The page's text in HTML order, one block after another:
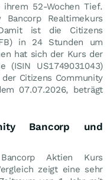
52-Wochen Tief.
Realtimekurs
ist die Citizens
in 24 Stunden um
hat sich der Kurs der
(ISIN US1749031043)
Citizens Community
07.07.2026, beträgt
Bancorp und
Aktien Kurs
zeigt eine sehr